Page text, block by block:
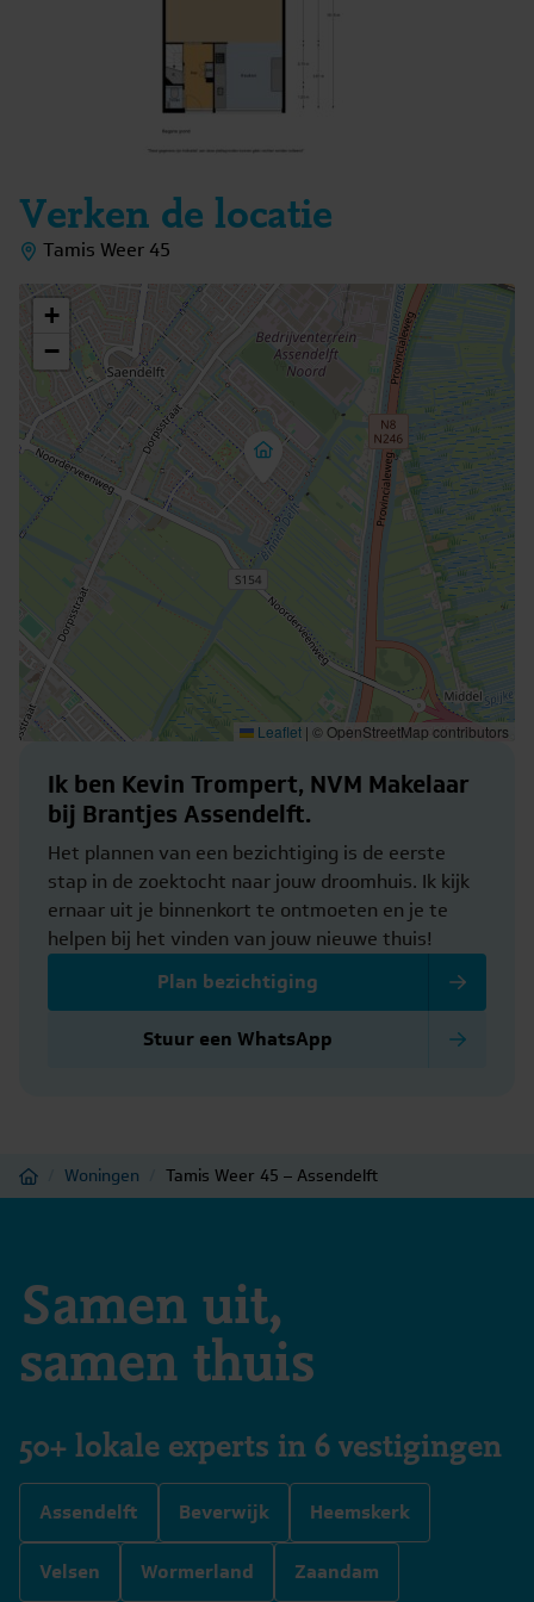
Interesse in dit huis? Schakel direct jouw eigen NVM
aankoopmakelaar in. Jouw NVM aankoopmakelaar komt
op voor jouw belang en bespaart je tijd, geld en zorgen.
Adressen van collega NVM aankoopmakelaars vind je op
Verken de locatie
Tamis Weer 45
+
−
Leaflet | © OpenStreetMap contributors
Ik ben Kevin Trompert, NVM Makelaar
bij Brantjes Assendelft.
Het plannen van een bezichtiging is de eerste
stap in de zoektocht naar jouw droomhuis. Ik kijk
ernaar uit je binnenkort te ontmoeten en je te
helpen bij het vinden van jouw nieuwe thuis!
Plan bezichtiging
Stuur een WhatsApp
Home Woningen Tamis Weer 45 – Assendelft
Samen uit,
samen thuis
50+ lokale experts in 6 vestigingen
Assendelft Beverwijk Heemskerk
Velsen Wormerland Zaandam